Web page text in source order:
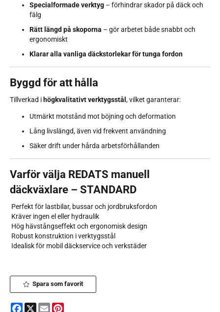
Specialformade verktyg – förhindrar skador på däck och
fälg
Rätt längd på skoporna – gör arbetet både snabbt och
ergonomiskt
Klarar alla vanliga däckstorlekar för tunga fordon
Byggd för att hålla
Tillverkad i högkvalitativt verktygsstål , vilket garanterar:
Utmärkt motstånd mot böjning och deformation
Lång livslängd, även vid frekvent användning
Säker drift under hårda arbetsförhållanden
Varför välja REDATS manuell
däckväxlare – STANDARD
Perfekt för lastbilar, bussar och jordbruksfordon
Kräver ingen el eller hydraulik
Hög hävstångseffekt och ergonomisk design
Robust konstruktion i verktygsstål
Idealisk för mobil däckservice och verkstäder
Spara som favorit
Facebook
X Email